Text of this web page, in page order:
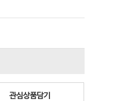
관심상품담기